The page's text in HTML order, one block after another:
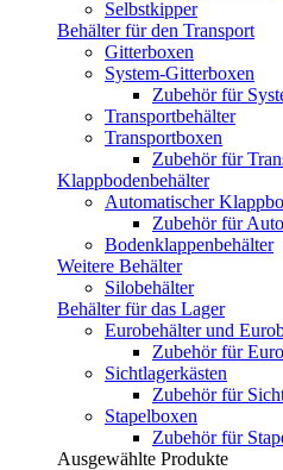
Selbstkipper
Behälter für den Transport
Gitterboxen
System-Gitterboxen
Zubehör für
Transportbehälter
Transportboxen
Zubehör für
Klappbodenbehälter
Automatischer
Zubehör für
Bodenklappenbehälter
Weitere Behälter
Silobehälter
Behälter für das Lager
Eurobehälter und
Zubehör für
Sichtlagerkästen
Zubehör für
Stapelboxen
Zubehör für
Ausgewählte Produkte